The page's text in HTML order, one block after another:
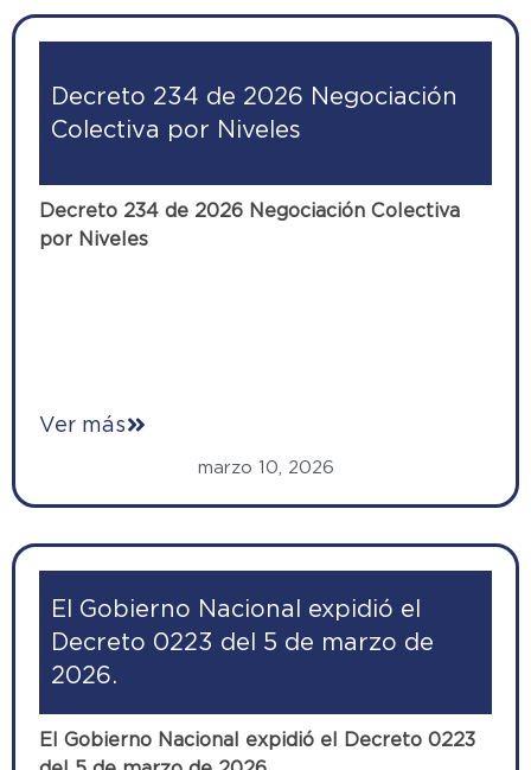
Decreto 234 de 2026 Negociación
Colectiva por Niveles
Decreto 234 de 2026 Negociación Colectiva
por Niveles
Ver más
marzo 10, 2026
El Gobierno Nacional expidió el
Decreto 0223 del 5 de marzo de
2026.
El Gobierno Nacional expidió el Decreto 0223